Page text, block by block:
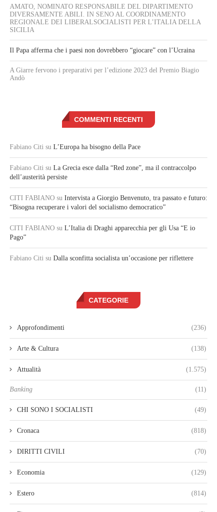
AMATO, NOMINATO RESPONSABILE DEL DIPARTIMENTO
DIVERSAMENTE ABILI. IN SENO AL COORDINAMENTO
REGIONALE DEI LIBERALSOCIALISTI PER L’ITALIA DELLA
SICILIA
Il Papa afferma che i paesi non dovrebbero “giocare” con l’Ucraina
A Giarre fervono i preparativi per l’edizione 2023 del Premio Biagio
Andò
COMMENTI RECENTI
Fabiano Citi su L’Europa ha bisogno della Pace
Fabiano Citi su La Grecia esce dalla “Red zone”, ma il contraccolpo
dell’austerità persiste
CITI FABIANO su Intervista a Giorgio Benvenuto, tra passato e futuro:
“Bisogna recuperare i valori del socialismo democratico”
CITI FABIANO su L’Italia di Draghi apparecchia per gli Usa “E io
Pago”
Fabiano Citi su Dalla sconfitta socialista un’occasione per riflettere
CATEGORIE
Approfondimenti (236)
Arte & Cultura (138)
Attualità (1.575)
Banking (11)
CHI SONO I SOCIALISTI (49)
Cronaca (818)
DIRITTI CIVILI (70)
Economia (129)
Estero (814)